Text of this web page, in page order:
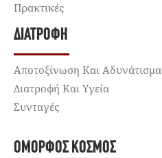
Πρακτικές
ΔΙΑΤΡΟΦΉ
Αποτοξίνωση Και Αδυνάτισμα
Διατροφή Και Υγεία
Συνταγές
ΌΜΟΡΦΟΣ ΚΌΣΜΟΣ